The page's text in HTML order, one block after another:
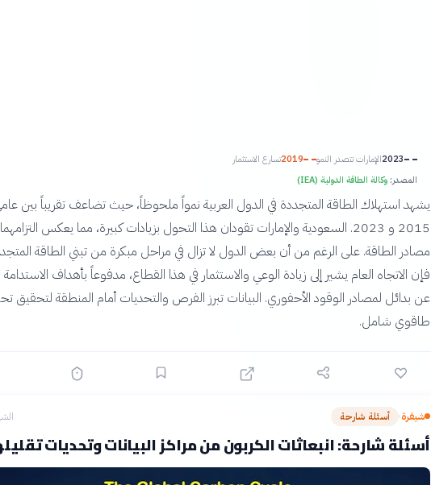
2023الإمارات تتصدر النمو 2019تسارع الاستثمار
المصدر: وكالة الطاقة الدولية (IEA)
يشهد استهلاك الطاقة المتجددة في الدول العربية نمواً ملحوظاً، حيث تضاعف تقريباً بين
2015 و 2023. السعودية والإمارات تقودان هذا التحول بزيادات كبيرة، مما يعكس
مصادر الطاقة. على الرغم من أن بعض الدول لا تزال في مراحل مبكرة من تبني الطاقة
فإن الاتجاه العام يشير إلى زيادة الوعي والاستثمار في هذا القطاع، مدفوعاً بأهداف
عن بدائل لمصادر الوقود الأحفوري. البيانات تبرز الفرص والتحديات أمام المنطقة لتحقيق
طاقوي شامل.
شيفرة› أسئلة شارحة
أسئلة شارحة: انبعاثات الكربون من مراكز البيانات وتحديات